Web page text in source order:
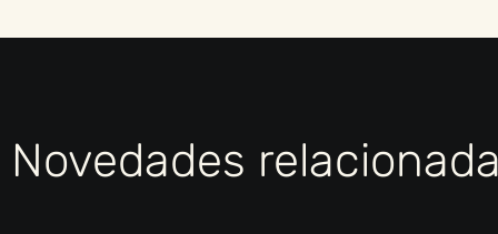
Novedades